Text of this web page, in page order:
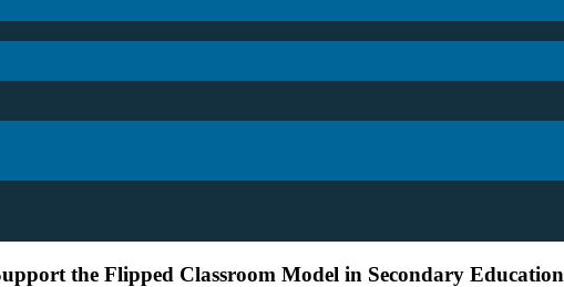
the Flipped Classroom Model in Secondary Education